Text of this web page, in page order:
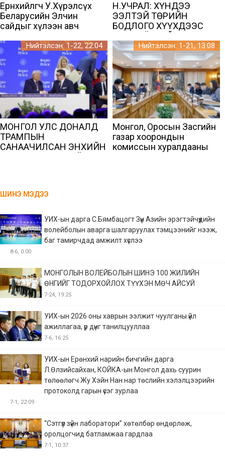
Ерөнхийлөгч У.Хүрэлсүх
Беларусийн Элчин
сайдыг хүлээн авч
Н.УЧРАЛ: ХҮНДЭЭ
ЭЭЛТЭЙ ТӨРИЙН
БОДЛОГО ХҮҮХДЭЭС
ЭХЛЭХ ЁСТОЙ
МОНГОЛ УЛС ДОНАЛД
ТРАМПЫН
САНААЧИЛСАН ЭНХИЙН
ЗӨВЛӨЛД АЛБАН ЁСООР
Нийтэлсэн: 1-22, 22:04
Монгол, Оросын Засгийн
газар хоорондын
комиссын хуралдааны
Нийтэлсэн: 1-21, 13:08
ШИНЭ МЭДЭЭ
УИХ-ын дарга С.Бямбацогт Зүүн Азийн эрэгтэйчүүдийн
волейболын аварга шалгаруулах тэмцээнийг нээж,
баг тамирчдад амжилт хүслээ
8-6, 0:00
МОНГОЛЫН ВОЛЕЙБОЛЫН ШИНЭ 100 ЖИЛИЙН
ӨНГИЙГ ТОДОРХОЙЛОХ ТҮҮХЭН МӨЧ АЙСУЙ
7-24, 19:25
УИХ-ын 2026 оны хаврын ээлжит чуулганы үйл
ажиллагаа, үр дүнг танилцууллаа
7-6, 16:25
УИХ-ын Ерөнхий нарийн бичгийн дарга
Л.Өлзийсайхан, КОЙКА-ын Монгол дахь суурин
төлөөлөгч Жу Хэйн Нан нар төслийн хэлэлцээрийн
протоколд гарын үсэг зурлаа
7-1, 22:09
“Сэтгүүл зүйн лаборатори” хөтөлбөр өндөрлөж,
оролцогчид батламжаа гардлаа
7-1, 10:37